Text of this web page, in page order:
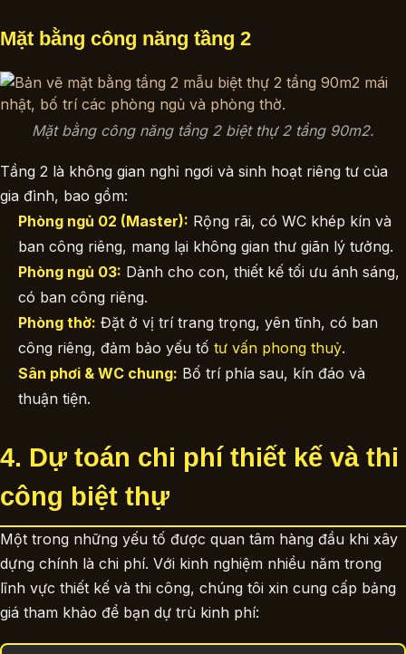
Mặt bằng công năng tầng 2
Mặt bằng công năng tầng 2 biệt thự 2 tầng 90m2.
Tầng 2 là không gian nghỉ ngơi và sinh hoạt riêng tư của
gia đình, bao gồm:
Phòng ngủ 02 (Master): Rộng rãi, có WC khép kín và
ban công riêng, mang lại không gian thư giãn lý tưởng.
Phòng ngủ 03: Dành cho con, thiết kế tối ưu ánh sáng,
có ban công riêng.
Phòng thờ: Đặt ở vị trí trang trọng, yên tĩnh, có ban
công riêng, đảm bảo yếu tố tư vấn phong thuỷ.
Sân phơi & WC chung: Bố trí phía sau, kín đáo và
thuận tiện.
4. Dự toán chi phí thiết kế và thi
công biệt thự
Một trong những yếu tố được quan tâm hàng đầu khi xây
dựng chính là chi phí. Với kinh nghiệm nhiều năm trong
lĩnh vực thiết kế và thi công, chúng tôi xin cung cấp bảng
giá tham khảo để bạn dự trù kinh phí: